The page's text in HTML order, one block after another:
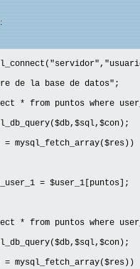
de la base de datos";
* from puntos where
mysql_fetch_array($res))
= $user_1[puntos];
* from puntos where
mysql_fetch_array($res))